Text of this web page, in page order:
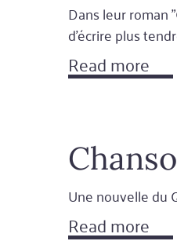
Dans leur roman
d'écrire plus
Read more
Une nouvelle du
Read more